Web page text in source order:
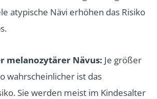
atypische Nävi erhöhen das Risiko
melanozytärer Nävus: Je größer
wahrscheinlicher ist das
Sie werden meist im Kindesalter